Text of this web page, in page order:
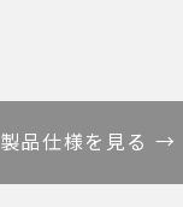
製品仕様を見る →